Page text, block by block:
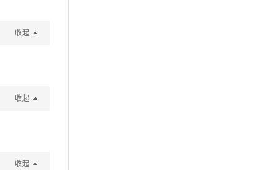
收起
收起
收起